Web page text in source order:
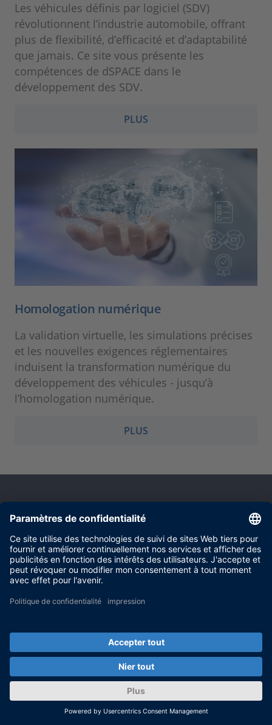
Les véhicules définis par logiciel (SDV)
révolutionnent l’industrie automobile, offrant
plus de flexibilité, d’efficacité et d’adaptabilité
que jamais. Ce site vous présente les
compétences de dSPACE dans le
développement des SDV.
PLUS
Homologation numérique
La validation virtuelle, les simulations précises
et les nouvelles exigences réglementaires
induisent la transformation numérique du
développement des véhicules - jusqu’à
l’homologation numérique.
PLUS
Consulting & Engineering
Services